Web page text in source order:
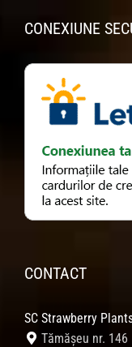
CONEXIUNE
CONTACT
SC Strawberry
Tămășeu nr. 146